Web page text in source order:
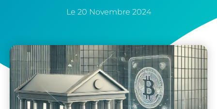
Le 20 Novembre 2024